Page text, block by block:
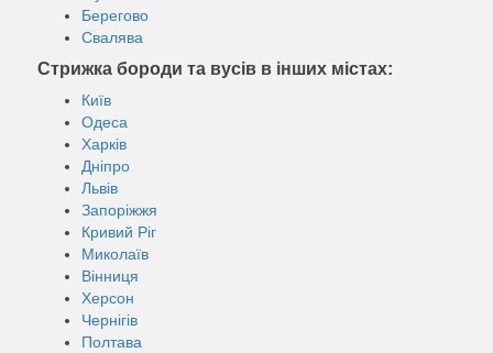
Берегово
Свалява
Стрижка бороди та вусів в інших містах:
Київ
Одеса
Харків
Дніпро
Львів
Запоріжжя
Кривий Ріг
Миколаїв
Вінниця
Херсон
Чернігів
Полтава